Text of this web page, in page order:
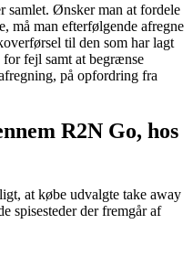
samlet. Ønsker man at fordele
må man efterfølgende afregne
til den som har lagt
fejl samt at begrænse
på opfordring fra
R2N Go, hos
at købe udvalgte take away
spisesteder der fremgår af